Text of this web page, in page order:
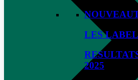
LES
2025